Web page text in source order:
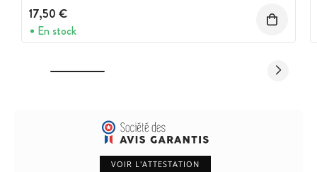
17,50 €
En stock
VOIR L'ATTESTATION